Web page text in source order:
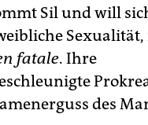
Sil und will
Sexualität,
fatale. Ihre
des